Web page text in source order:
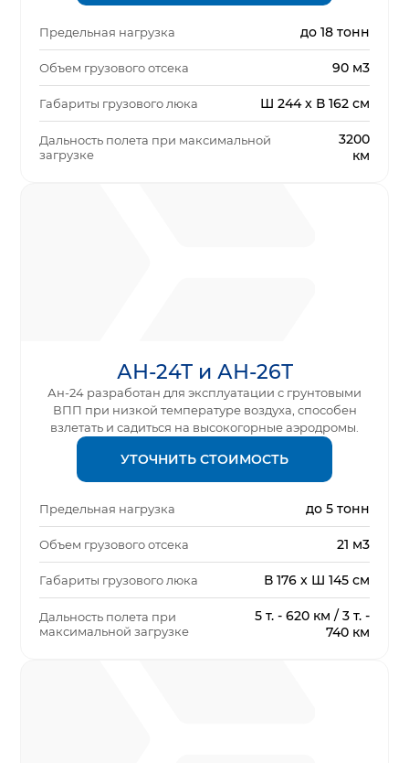
Предельная нагрузка до 18 тонн
Объем грузового отсека 90 м3
Габариты грузового люка Ш 244 x В 162 см
Дальность полета при максимальной
загрузке
3200
км
АН-24Т и АН-26Т
Ан-24 разработан для эксплуатации с грунтовыми
ВПП при низкой температуре воздуха, способен
взлетать и садиться на высокогорные аэродромы.
УТОЧНИТЬ СТОИМОСТЬ
Предельная нагрузка до 5 тонн
Объем грузового отсека 21 м3
Габариты грузового люка В 176 x Ш 145 см
Дальность полета при
максимальной загрузке
5 т. - 620 км / 3 т. -
740 км